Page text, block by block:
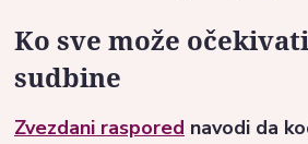
Ko sve može
sudbine
Zvezdani raspored navodi da